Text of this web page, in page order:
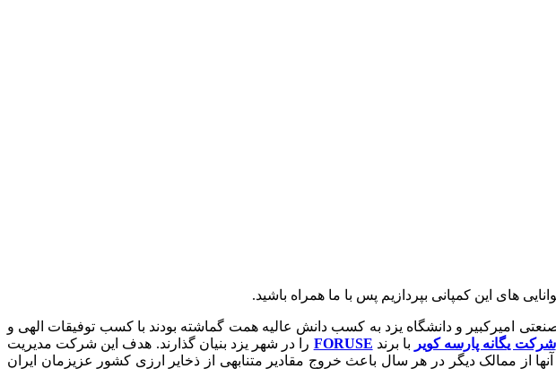
های این کمپانی بپردازیم پس با ما همراه باشید.
امیرکبیر و دانشگاه یزد به کسب دانش عالیه همت گماشته بودند با کسب توفیقات الهی و
شرکت یگانه پارسه کویر با برند FORUSE را در شهر یزد بنیان گذارند. هدف این شرکت مدیریت
ممالک دیگر در هر سال باعث خروج مقادیر متنابهی از ذخایر ارزی کشور عزیزمان ایران